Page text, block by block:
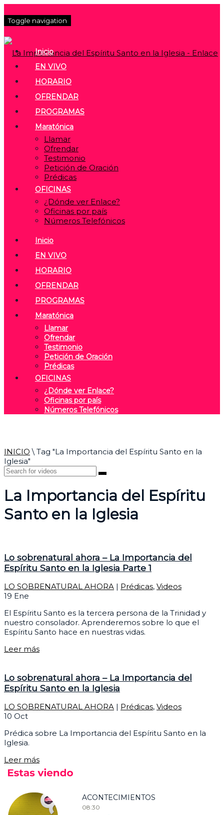
Toggle navigation
Inicio
EN VIVO
HORARIO
OFRENDAR
PROGRAMAS
Maratónica
Llamar
Ofrendar
Testimonio
Petición de Oración
Prédicas
OFICINAS
¿Dónde ver Enlace?
Oficinas por país
Números Telefónicos
Inicio
EN VIVO
HORARIO
OFRENDAR
PROGRAMAS
Maratónica
Llamar
Ofrendar
Testimonio
Petición de Oración
Prédicas
OFICINAS
¿Dónde ver Enlace?
Oficinas por país
Números Telefónicos
INICIO \ Tag "La Importancia del Espíritu Santo en la
Iglesia"
La Importancia del Espíritu
Santo en la Iglesia
Lo sobrenatural ahora – La Importancia del
Espíritu Santo en la Iglesia Parte 1
LO SOBRENATURAL AHORA | Prédicas, Videos
19 Ene
El Espíritu Santo es la tercera persona de la Trinidad y
nuestro consolador. Aprenderemos sobre lo que el
Espíritu Santo hace en nuestras vidas.
Leer más
Lo sobrenatural ahora – La Importancia del
Espíritu Santo en la Iglesia
LO SOBRENATURAL AHORA | Prédicas, Videos
10 Oct
Prédica sobre La Importancia del Espíritu Santo en la
Iglesia.
Leer más